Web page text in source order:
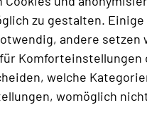
zu gestalten.
andere
welche
womöglich
Teamaktivität, ein
Atmosphäre.
Sie sich auf einen